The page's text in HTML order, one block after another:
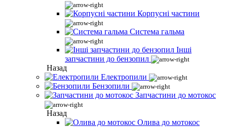
Корпусні частини
Система гальма
Інші
запчастини до бензопил
Назад
Електропили
Бензопили
Запчастини до мотокос
Назад
Олива до мотокос